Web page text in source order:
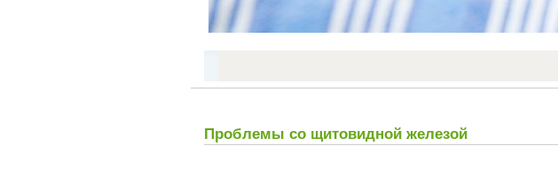
Проблемы со щитовидной железой